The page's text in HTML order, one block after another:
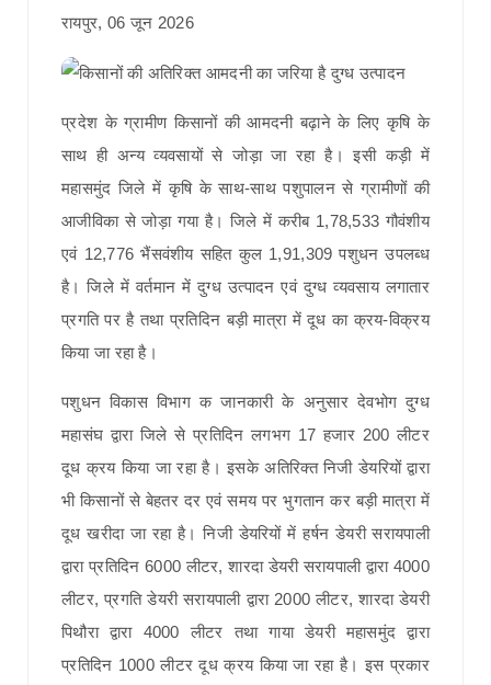
रायपुर, 06 जून 2026
प्रदेश के ग्रामीण किसानों की आमदनी बढ़ाने के लिए कृषि के
साथ ही अन्य व्यवसायों से जोड़ा जा रहा है। इसी कड़ी में
महासमुंद जिले में कृषि के साथ-साथ पशुपालन से ग्रामीणों की
आजीविका से जोड़ा गया है। जिले में करीब 1,78,533 गौवंशीय
एवं 12,776 भैंसवंशीय सहित कुल 1,91,309 पशुधन उपलब्ध
है। जिले में वर्तमान में दुग्ध उत्पादन एवं दुग्ध व्यवसाय लगातार
प्रगति पर है तथा प्रतिदिन बड़ी मात्रा में दूध का क्रय-विक्रय
किया जा रहा है।
पशुधन विकास विभाग क जानकारी के अनुसार देवभोग दुग्ध
महासंघ द्वारा जिले से प्रतिदिन लगभग 17 हजार 200 लीटर
दूध क्रय किया जा रहा है। इसके अतिरिक्त निजी डेयरियों द्वारा
भी किसानों से बेहतर दर एवं समय पर भुगतान कर बड़ी मात्रा में
दूध खरीदा जा रहा है। निजी डेयरियों में हर्षन डेयरी सरायपाली
द्वारा प्रतिदिन 6000 लीटर, शारदा डेयरी सरायपाली द्वारा 4000
लीटर, प्रगति डेयरी सरायपाली द्वारा 2000 लीटर, शारदा डेयरी
पिथौरा द्वारा 4000 लीटर तथा गाया डेयरी महासमुंद द्वारा
प्रतिदिन 1000 लीटर दूध क्रय किया जा रहा है। इस प्रकार